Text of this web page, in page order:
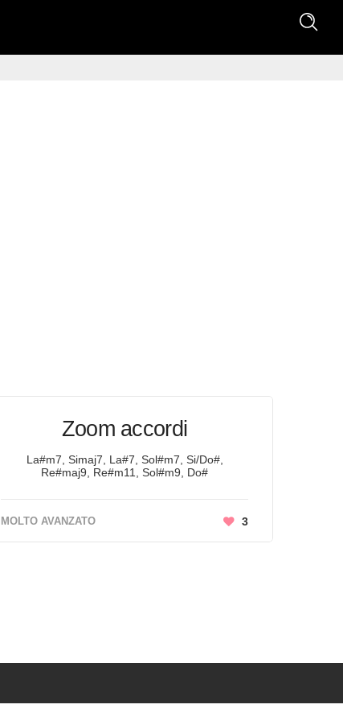
Zoom accordi
La#m7, Simaj7, La#7, Sol#m7, Si/Do#,
Re#maj9, Re#m11, Sol#m9, Do#
MOLTO AVANZATO 3